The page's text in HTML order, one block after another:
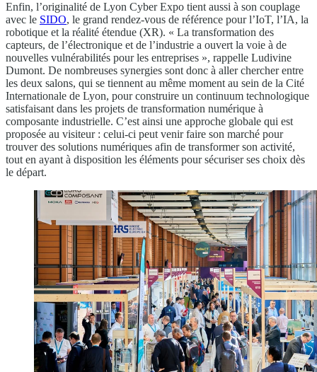
Enfin, l’originalité de Lyon Cyber Expo tient aussi à son couplage
avec le SIDO, le grand rendez-vous de référence pour l’IoT, l’IA, la
robotique et la réalité étendue (XR). « La transformation des
capteurs, de l’électronique et de l’industrie a ouvert la voie à de
nouvelles vulnérabilités pour les entreprises », rappelle Ludivine
Dumont. De nombreuses synergies sont donc à aller chercher entre
les deux salons, qui se tiennent au même moment au sein de la Cité
Internationale de Lyon, pour construire un continuum technologique
satisfaisant dans les projets de transformation numérique à
composante industrielle. C’est ainsi une approche globale qui est
proposée au visiteur : celui-ci peut venir faire son marché pour
trouver des solutions numériques afin de transformer son activité,
tout en ayant à disposition les éléments pour sécuriser ses choix dès
le départ.